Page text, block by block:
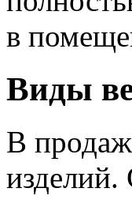
в
Виды
В
изделий.